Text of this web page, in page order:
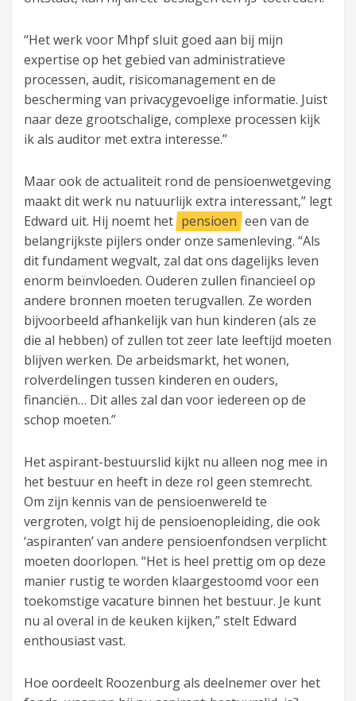
“Het werk voor Mhpf sluit goed aan bij mijn
expertise op het gebied van administratieve
processen, audit, risicomanagement en de
bescherming van privacygevoelige informatie. Juist
naar deze grootschalige, complexe processen kijk
ik als auditor met extra interesse.”
Maar ook de actualiteit rond de pensioenwetgeving
maakt dit werk nu natuurlijk extra interessant,” legt
Edward uit. Hij noemt het pensioen een van de
belangrijkste pijlers onder onze samenleving. “Als
dit fundament wegvalt, zal dat ons dagelijks leven
enorm beïnvloeden. Ouderen zullen financieel op
andere bronnen moeten terugvallen. Ze worden
bijvoorbeeld afhankelijk van hun kinderen (als ze
die al hebben) of zullen tot zeer late leeftijd moeten
blijven werken. De arbeidsmarkt, het wonen,
rolverdelingen tussen kinderen en ouders,
financiën… Dit alles zal dan voor iedereen op de
schop moeten.”
Het aspirant-bestuurslid kijkt nu alleen nog mee in
het bestuur en heeft in deze rol geen stemrecht.
Om zijn kennis van de pensioenwereld te
vergroten, volgt hij de pensioenopleiding, die ook
‘aspiranten’ van andere pensioenfondsen verplicht
moeten doorlopen. “Het is heel prettig om op deze
manier rustig te worden klaargestoomd voor een
toekomstige vacature binnen het bestuur. Je kunt
nu al overal in de keuken kijken,” stelt Edward
enthousiast vast.
Hoe oordeelt Roozenburg als deelnemer over het